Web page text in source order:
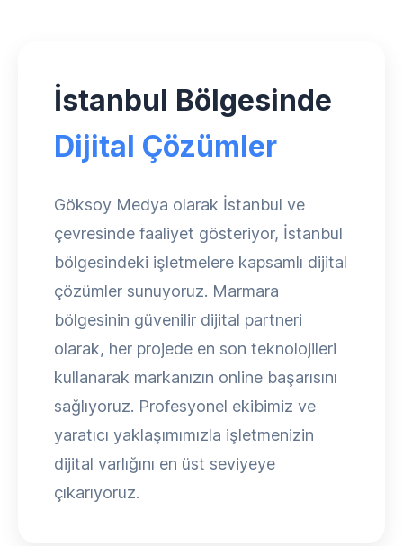
İstanbul Bölgesinde
Dijital Çözümler
Göksoy Medya olarak İstanbul ve
çevresinde faaliyet gösteriyor, İstanbul
bölgesindeki işletmelere kapsamlı dijital
çözümler sunuyoruz. Marmara
bölgesinin güvenilir dijital partneri
olarak, her projede en son teknolojileri
kullanarak markanızın online başarısını
sağlıyoruz. Profesyonel ekibimiz ve
yaratıcı yaklaşımımızla işletmenizin
dijital varlığını en üst seviyeye
çıkarıyoruz.